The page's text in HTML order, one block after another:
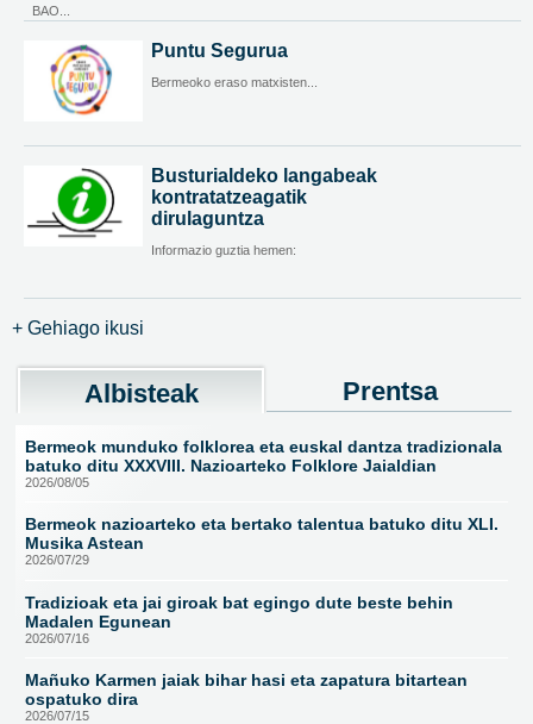
BAO...
Puntu Segurua
Bermeoko eraso matxisten...
Busturialdeko langabeak
kontratatzeagatik
dirulaguntza
Informazio guztia hemen:
+ Gehiago ikusi
Albisteak Prentsa
Bermeok munduko folklorea eta euskal dantza tradizionala
batuko ditu XXXVIII. Nazioarteko Folklore Jaialdian
2026/08/05
Bermeok nazioarteko eta bertako talentua batuko ditu XLI.
Musika Astean
2026/07/29
Tradizioak eta jai giroak bat egingo dute beste behin
Madalen Egunean
2026/07/16
Mañuko Karmen jaiak bihar hasi eta zapatura bitartean
ospatuko dira
2026/07/15